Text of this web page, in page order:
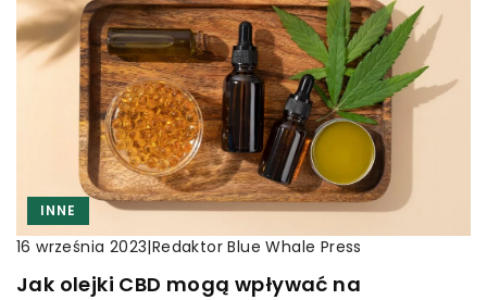
INNE
16 września 2023|Redaktor Blue Whale Press
Jak olejki CBD mogą wpływać na